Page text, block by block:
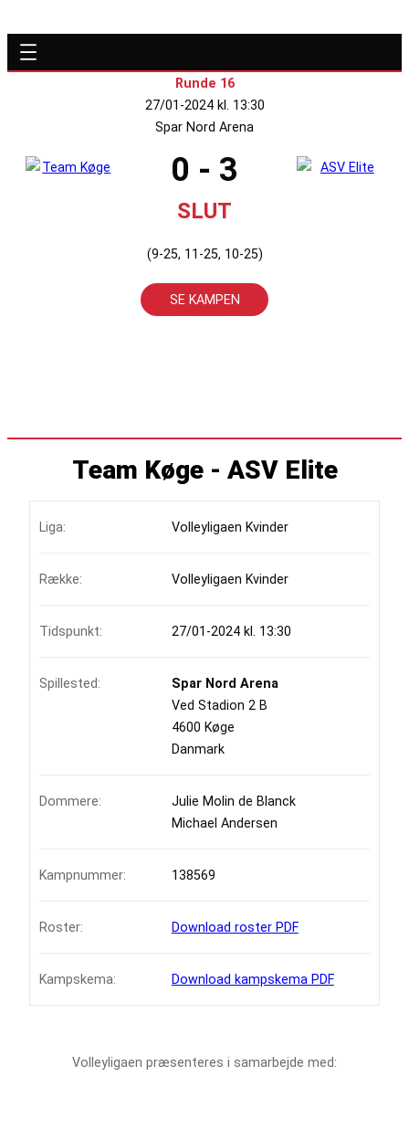
Runde 16
27/01-2024 kl. 13:30
Spar Nord Arena
0 - 3
SLUT
(9-25, 11-25, 10-25)
SE KAMPEN
Team Køge - ASV Elite
Liga: Volleyligaen Kvinder
Række: Volleyligaen Kvinder
Tidspunkt: 27/01-2024 kl. 13:30
Spillested:
Spar Nord Arena
Ved Stadion 2 B
4600 Køge
Danmark
Dommere:
Julie Molin de Blanck
Michael Andersen
Kampnummer: 138569
Roster: Download roster PDF
Kampskema: Download kampskema PDF
Volleyligaen præsenteres i samarbejde med: